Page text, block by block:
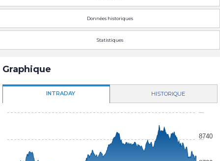
Données historiques
Statistiques
Graphique
INTRADAY HISTORIQUE
8740